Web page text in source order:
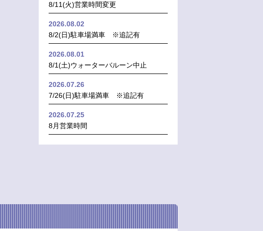
8/11(火)営業時間変更
2026.08.02
8/2(日)駐車場満車 ※追記有
2026.08.01
8/1(土)ウォーターバルーン中止
2026.07.26
7/26(日)駐車場満車 ※追記有
2026.07.25
8月営業時間